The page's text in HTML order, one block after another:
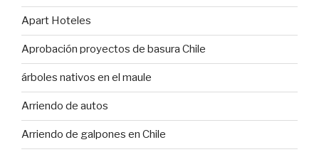
Apart Hoteles
Aprobación proyectos de basura Chile
árboles nativos en el maule
Arriendo de autos
Arriendo de galpones en Chile